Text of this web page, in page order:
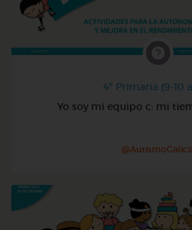
4º Primaria (9-10
Yo soy mi equipo c: mi